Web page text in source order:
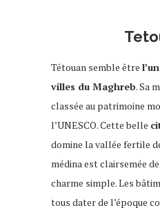
Tétouan semble être
villes du Maghreb. Sa
classée au patrimoine
l’UNESCO. Cette belle
domine la vallée fertile
médina est clairsemée
charme simple. Les
tous dater de l’époque